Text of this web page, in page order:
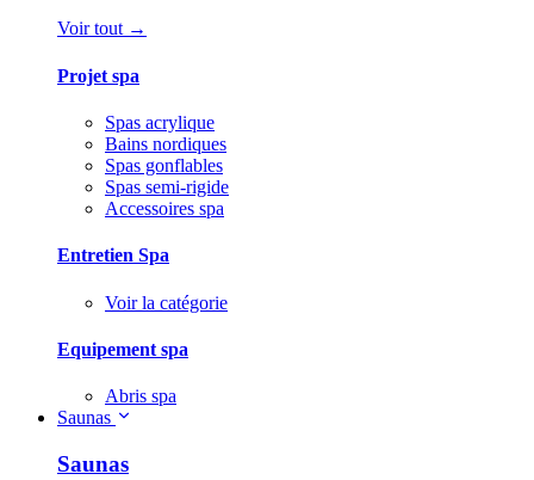
Voir tout →
Projet spa
Spas acrylique
Bains nordiques
Spas gonflables
Spas semi-rigide
Accessoires spa
Entretien Spa
Voir la catégorie
Equipement spa
Abris spa
Saunas
Saunas